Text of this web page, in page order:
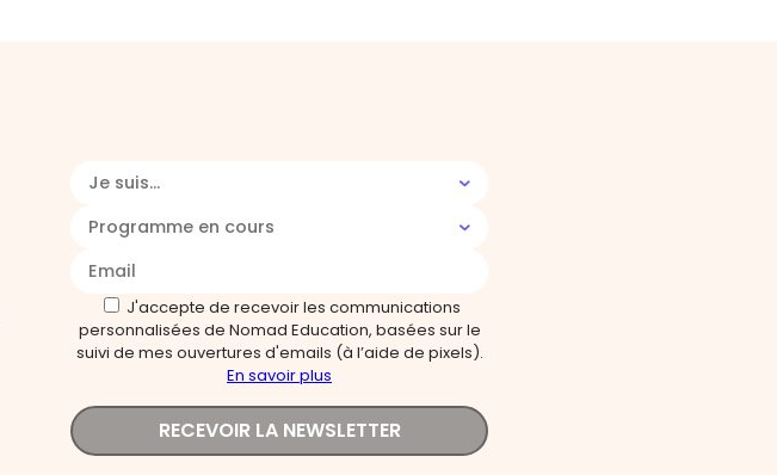
Je suis...
Programme en cours
J'accepte de recevoir les communications
personnalisées de Nomad Education, basées sur le
suivi de mes ouvertures d'emails (à l’aide de pixels).
En savoir plus
RECEVOIR LA NEWSLETTER